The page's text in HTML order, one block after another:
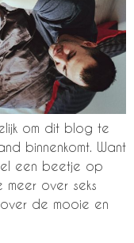
om dit blog te
binnenkomt. Want
een beetje op
meer over seks
de mooie en